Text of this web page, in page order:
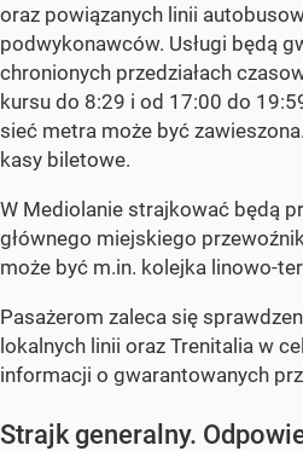
oraz powiązanych linii
podwykonawców. Usługi będą
chronionych przedziałach
kursu do 8:29 i od 17:00 do
sieć metra może być
kasy biletowe.
W Mediolanie strajkować będą
głównego miejskiego
może być m.in. kolejka linowo-
Pasażerom zaleca się
lokalnych linii oraz Trenitalia w
informacji o gwarantowanych
Strajk generalny.